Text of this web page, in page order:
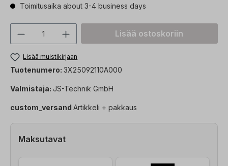
Toimitusaika about 3-4 business days
Tuotteen määrä: Syötä haluttu arvo tai
Lisää ostoskoriin
Lisää muistikirjaan
Tuotenumero: 3X25092110A000
Valmistaja: JS-Technik GmbH
custom_versand Artikkeli + pakkaus
Maksutavat